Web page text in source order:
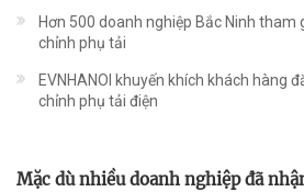
Hơn 500 doanh nghiệp Bắc Ninh tham
chỉnh phụ tải
EVNHANOI khuyến khích khách hàng
chỉnh phụ tải điện
Mặc dù nhiều doanh nghiệp đã